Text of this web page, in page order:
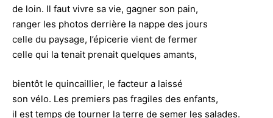
de loin. Il faut vivre sa vie, gagner son pain,
ranger les photos derrière la nappe des jours
celle du paysage, l’épicerie vient de fermer
celle qui la tenait prenait quelques amants,
bientôt le quincaillier, le facteur a laissé
son vélo. Les premiers pas fragiles des enfants,
il est temps de tourner la terre de semer les salades.